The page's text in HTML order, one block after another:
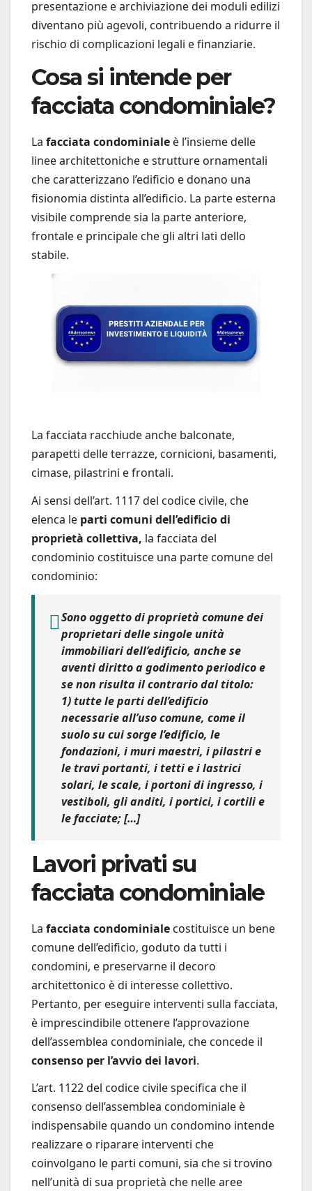
presentazione e archiviazione dei moduli edilizi
diventano più agevoli, contribuendo a ridurre il
rischio di complicazioni legali e finanziarie.
Cosa si intende per
facciata condominiale?
La facciata condominiale è l’insieme delle
linee architettoniche e strutture ornamentali
che caratterizzano l’edificio e donano una
fisionomia distinta all’edificio. La parte esterna
visibile comprende sia la parte anteriore,
frontale e principale che gli altri lati dello
stabile.
La facciata racchiude anche balconate,
parapetti delle terrazze, cornicioni, basamenti,
cimase, pilastrini e frontali.
Ai sensi dell’art. 1117 del codice civile, che
elenca le parti comuni dell’edificio di
proprietà collettiva, la facciata del
condominio costituisce una parte comune del
condominio:
Sonooggetto di proprietà comune dei
proprietari delle singole unità
immobiliari dell’edificio, anche se
aventi diritto a godimento periodico e
se non risulta il contrario dal titolo:
1) tutte le parti dell’edificio
necessarie all’uso comune, come il
suolo su cui sorge l’edificio, le
fondazioni, i muri maestri, i pilastri e
le travi portanti, i tetti e i lastrici
solari, le scale, i portoni di ingresso, i
vestiboli, gli anditi, i portici, i cortili e
le facciate; […]
Lavori privati su
facciata condominiale
La facciata condominiale costituisce un bene
comune dell’edificio, goduto da tutti i
condomini, e preservarne il decoro
architettonico è di interesse collettivo.
Pertanto, per eseguire interventi sulla facciata,
è imprescindibile ottenere l’approvazione
dell’assemblea condominiale, che concede il
consenso per l’avvio dei lavori.
L’art. 1122 del codice civile specifica che il
consenso dell’assemblea condominiale è
indispensabile quando un condomino intende
realizzare o riparare interventi che
coinvolgano le parti comuni, sia che si trovino
nell’unità di sua proprietà che nelle aree